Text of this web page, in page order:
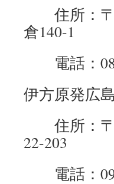
住所：〒
倉140-1
電話：
伊方原発広
住所：〒
22-203
電話：